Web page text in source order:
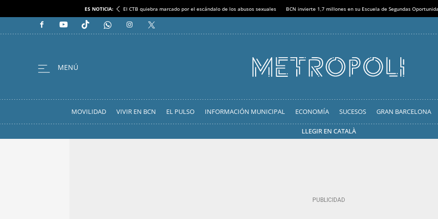
ES NOTICIA: El CTB quiebra marcado por el escándalo de los abusos sexuales BCN invierte 1,7 millones en su Escuela de Segundas
MOVILIDAD VIVIR EN BCN EL PULSO INFORMACIÓN MUNICIPAL ECONOMÍA SUCESOS GRAN BARCELONA
LLEGIR EN CATALÀ